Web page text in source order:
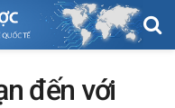
đến với